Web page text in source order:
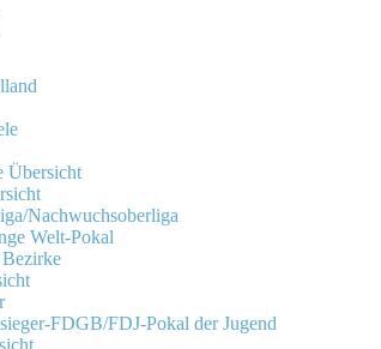
Übersicht
Nachwuchsoberliga
Welt-Pokal
FDGB/FDJ-Pokal der Jugend